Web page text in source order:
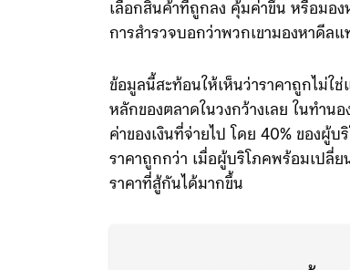
รายงานของ McKinsey เมื่อปี
เลือกสินค้าที่ถูกลง คุ้มค่าขึ้น หรือมอง
ข้อมูลนี้สะท้อนให้เห็นว่าราคาถูกไม่ใ
หลักของตลาดในวงกว้างเลย ในทำน
ค่าของเงินที่จ่ายไป โดย 40% ของผู้
ราคาถูกกว่า เมื่อผู้บริโภคพร้อมเปลี่